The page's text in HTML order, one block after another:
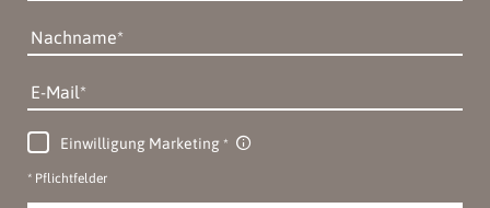
Nachname
E-Mail
Einwilligung Marketing
* Pflichtfelder